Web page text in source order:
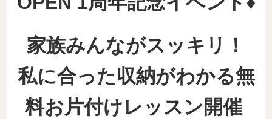
家族みんながスッキリ！
私に合った収納がわかる無
料お片付けレッスン開催